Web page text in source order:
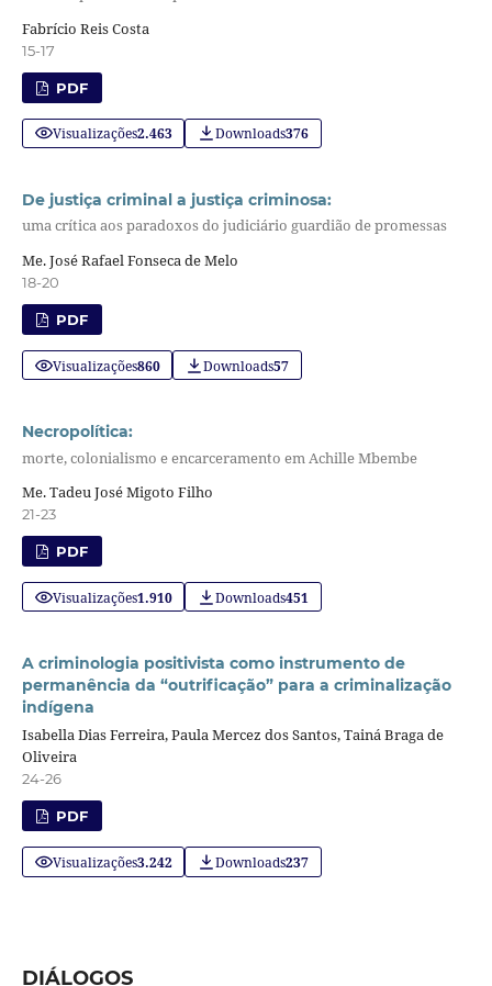
Fabrício Reis Costa
15-17
PDF
Visualizações2.463 Downloads376
De justiça criminal a justiça criminosa:
uma crítica aos paradoxos do judiciário guardião de promessas
Me. José Rafael Fonseca de Melo
18-20
PDF
Visualizações860 Downloads57
Necropolítica:
morte, colonialismo e encarceramento em Achille Mbembe
Me. Tadeu José Migoto Filho
21-23
PDF
Visualizações1.910 Downloads451
A criminologia positivista como instrumento de
permanência da “outrificação” para a criminalização
indígena
Isabella Dias Ferreira, Paula Mercez dos Santos, Tainá Braga de
Oliveira
24-26
PDF
Visualizações3.242 Downloads237
DIÁLOGOS